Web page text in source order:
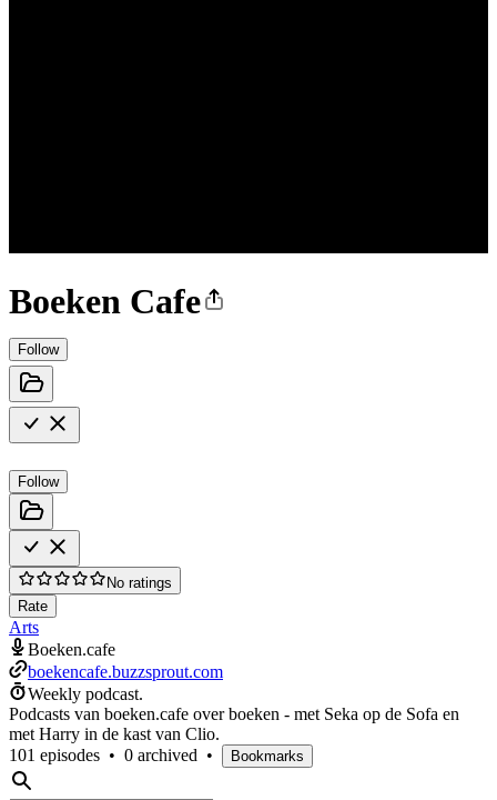
Boeken Cafe
Follow
Follow
No ratings
Rate
Arts
Boeken.cafe
boekencafe.buzzsprout.com
Weekly podcast.
Podcasts van boeken.cafe over boeken - met Seka op de Sofa en
met Harry in de kast van Clio.
101 episodes • 0 archived • Bookmarks